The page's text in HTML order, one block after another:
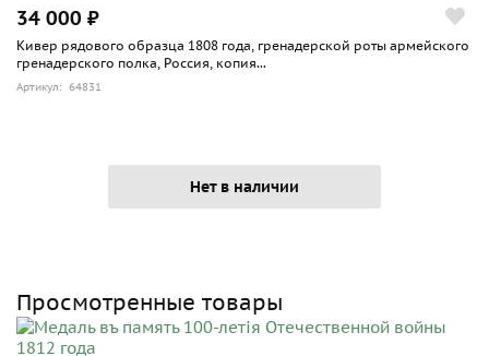
34 000 ₽
Кивер рядового образца 1808 года, гренадерской роты армейского
гренадерского полка, Россия, копия...
Артикул: 64831
Нет в наличии
Просмотренные товары